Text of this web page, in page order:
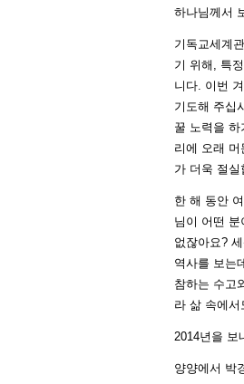
하나님께서
기독교세계
기 위해, 특
니다. 이번
기도해 주십
꿀 노력을
리에 오래
가 더욱 절실
한 해 동안
님이 어떤
없잖아요?
역사를 보는
참하는 수고
라 삶 속에
2014년을 보
양양에서 박